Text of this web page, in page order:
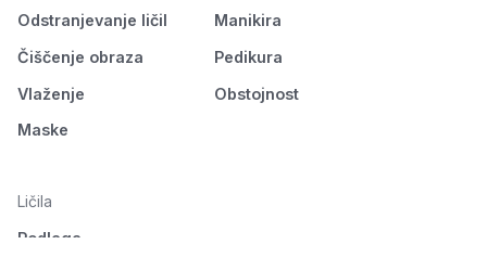
Odstranjevanje ličil
Čiščenje obraza
Vlaženje
Maske
Manikira
Pedikura
Obstojnost
Ličila
Podlaga